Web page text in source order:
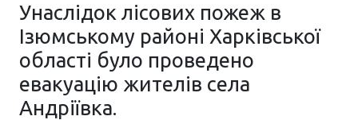
Унаслідок лісових пожеж в
Ізюмському районі Харківської
області було проведено
евакуацію жителів села
Андріївка.